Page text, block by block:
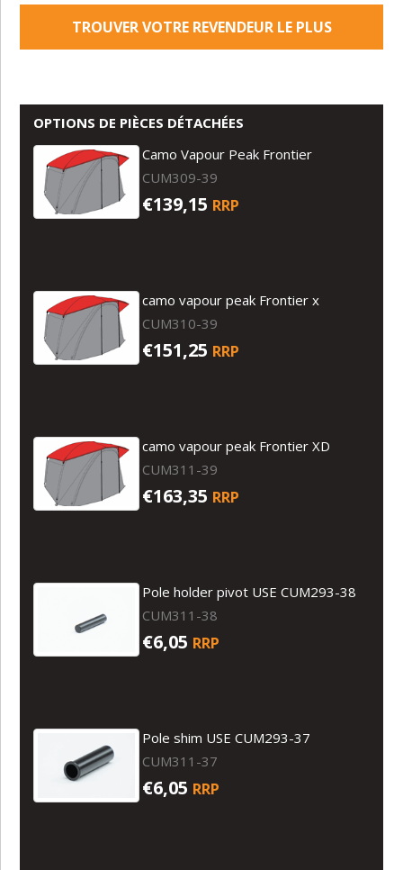
TROUVER VOTRE REVENDEUR LE PLUS
OPTIONS DE PIÈCES DÉTACHÉES
Camo Vapour Peak Frontier
CUM309-39
€139,15 RRP
camo vapour peak Frontier x
CUM310-39
€151,25 RRP
camo vapour peak Frontier XD
CUM311-39
€163,35 RRP
Pole holder pivot USE CUM293-38
CUM311-38
€6,05 RRP
Pole shim USE CUM293-37
CUM311-37
€6,05 RRP